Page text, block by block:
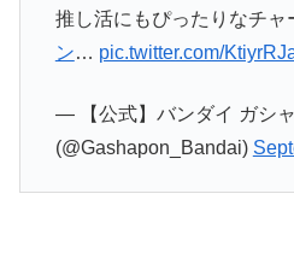
推し活にもぴったりなチャ
ン… pic.twitter.com/
— 【公式】バンダイ ガシ
(@Gashapon_Bandai)